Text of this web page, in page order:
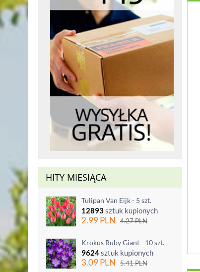
HITY MIESIĄCA
Tulipan Van Eijk - 5 szt.
12893sztuk kupionych
2.99PLN 4.27PLN
Krokus Ruby Giant - 10 szt.
9624sztuk kupionych
3.09PLN 5.41PLN